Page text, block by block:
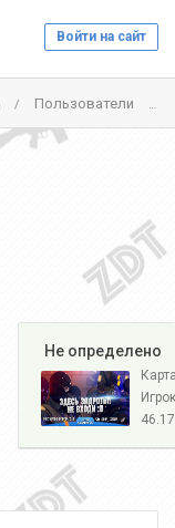
Войти на сайт
/ Пользователи
️ Не определено